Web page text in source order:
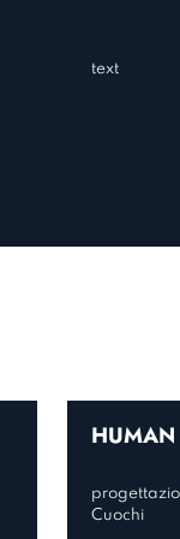
text
HUMAN
Cuochi